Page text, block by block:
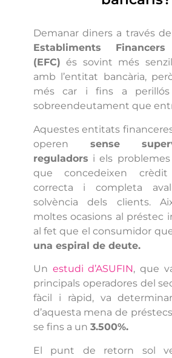
Demanar diners a través
Establiments
(EFC) és sovint més
amb l’entitat bancària,
més car i fins a
sobreendeutament que
Aquestes entitats
operen sense
reguladors i els
que concedeixen
correcta i completa
solvència dels clients.
moltes ocasions al préstec
al fet que el consumidor
una espiral de deute.
Un estudi d’ASUFIN, que
principals operadores del
fàcil i ràpid, va
d’aquesta mena de
se fins a un 3.500%.
El punt de retorn sol